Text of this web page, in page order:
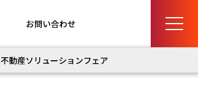
お問い合わせ
不動産ソリューションフェア